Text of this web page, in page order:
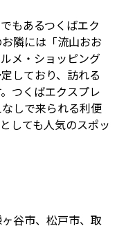
もあるつくばエク
隣には「流山おお
メ・ショッピング
しており、訪れる
つくばエクスプレ
しで来られる利便
しても人気のスポッ
谷市、松戸市、取